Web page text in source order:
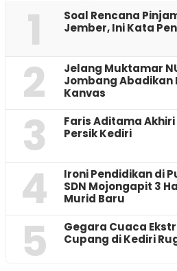
1
‎Soal Rencana
Jember, Ini Kata
2
Jelang Muktamar
Jombang Abadikan
Kanvas
3
Faris Aditama
Persik Kediri
4
Ironi Pendidikan di
SDN Mojongapit 3
Murid Baru
5
‎Gegara Cuaca
Cupang di Kediri